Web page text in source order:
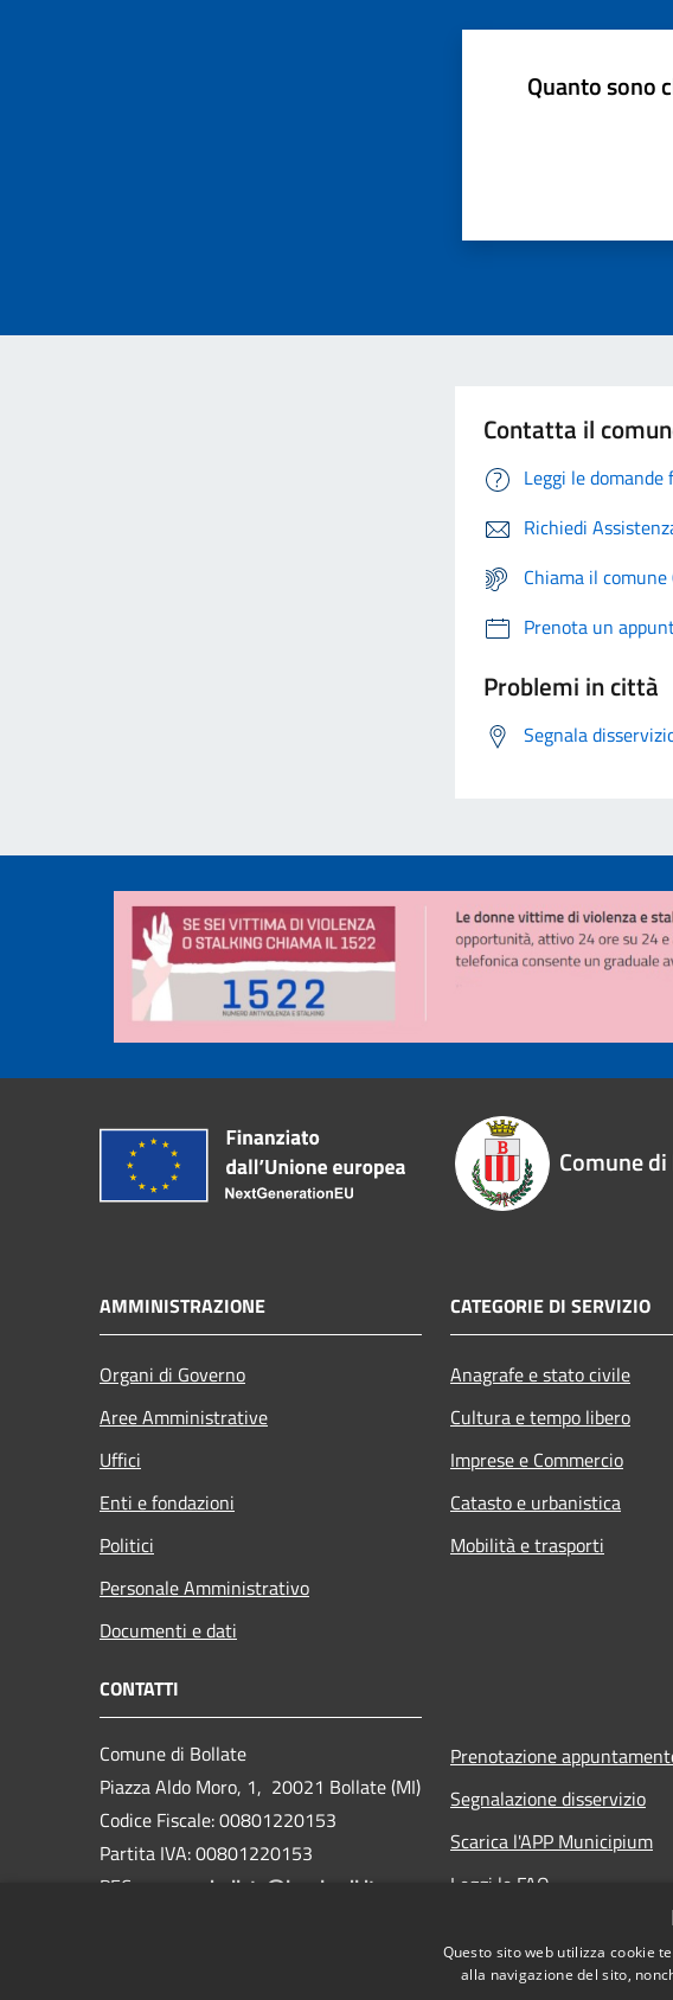
Quanto sono
Contatta il
Leggi le
Richiedi
Chiama il
Prenota un
Problemi in città
Segnala
Comune
AMMINISTRAZIONE
Organi di Governo
Aree Amministrative
Uffici
Enti e fondazioni
Politici
Personale Amministrativo
Documenti e dati
CATEGORIE DI SERVIZIO
Anagrafe e stato civile
Cultura e tempo libero
Imprese e Commercio
Catasto e urbanistica
Mobilità e trasporti
CONTATTI
Comune di Bollate
Piazza Aldo Moro, 1, 20021 Bollate (MI)
Codice Fiscale: 00801220153
Partita IVA: 00801220153
PEC:
comune.bollate@legalmail.it
Prenotazione
Segnalazione disservizio
Scarica l'APP Municipium
Leggi le FAQ
Webmail
Questo sito web utilizza cookie
alla navigazione del sito,